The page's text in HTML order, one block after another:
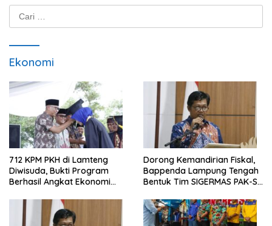
Ekonomi
712 KPM PKH di Lamteng
Diwisuda, Bukti Program
Berhasil Angkat Ekonomi
Dorong Kemandirian Fiskal,
Bappenda Lampung Tengah
Bentuk Tim SIGERMAS PAK-SI